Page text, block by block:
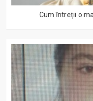
Cum întreții o